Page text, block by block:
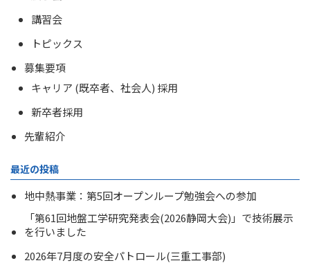
講習会
トピックス
募集要項
キャリア (既卒者、社会人) 採用
新卒者採用
先輩紹介
最近の投稿
地中熱事業：第5回オープンループ勉強会への参加
「第61回地盤工学研究発表会(2026静岡大会)」で技術展示
を行いました
2026年7月度の安全パトロール(三重工事部)